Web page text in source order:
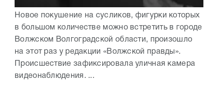
Новое покушение на сусликов, фигурки которых
в большом количестве можно встретить в городе
Волжском Волгоградской области, произошло
на этот раз у редакции «Волжской правды».
Происшествие зафиксировала уличная камера
видеонаблюдения. ...